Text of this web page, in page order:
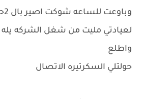
لعيادتي مليت من شغل الشركه يله
واطلع
حولتلي السكرتيره الاتصال